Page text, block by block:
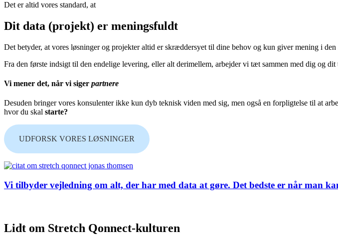
Det er altid vores standard, at
Dit data (projekt) er meningsfuldt
Det betyder, at vores løsninger og projekter altid er skræddersyet til dine behov og kun giver mening i
Fra den første indsigt til den endelige levering, eller alt derimellem, arbejder vi tæt sammen med dig og
Vi mener det, når vi siger partnere
Desuden bringer vores konsulenter ikke kun dyb teknisk viden med sig, men også en forpligtelse til at
hvor du skal starte?
UDFORSK VORES LØSNINGER
Vi tilbyder vejledning om alt, der har med data at gøre. Det bedste er når man
Lidt om Stretch Qonnect-kulturen